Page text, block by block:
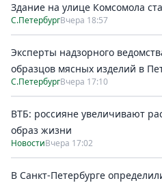
Здание на улице Комсомола
С.ПетербургВчера 18:57
Эксперты надзорного
образцов мясных изделий в
С.ПетербургВчера 17:10
ВТБ: россияне увеличивают
образ жизни
НовостиВчера 17:02
В Санкт-Петербурге